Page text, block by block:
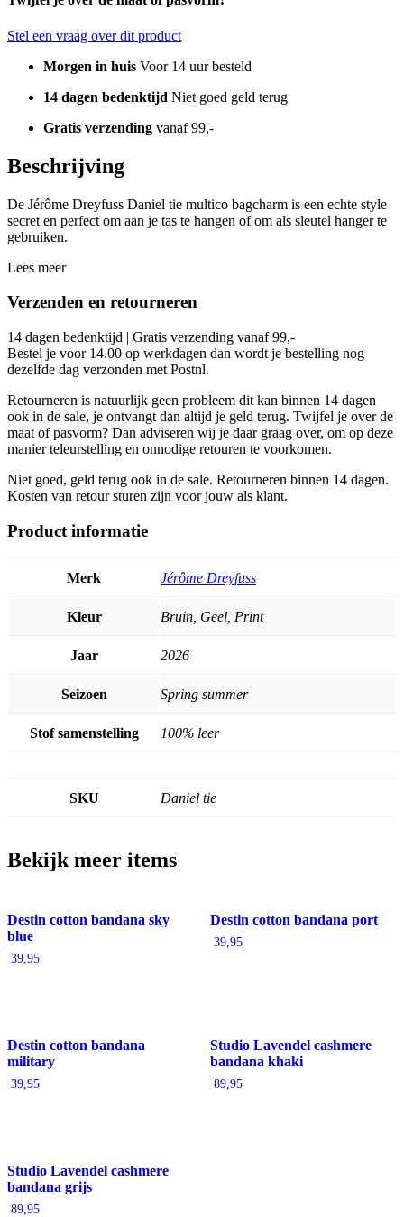
aantal
Stel een vraag over dit product
Morgen in huis Voor 14 uur besteld
14 dagen bedenktijd Niet goed geld terug
Gratis verzending vanaf 99,-
Beschrijving
De Jérôme Dreyfuss Daniel tie multico bagcharm is een echte style
secret en perfect om aan je tas te hangen of om als sleutel hanger te
gebruiken.
Lees meer
Verzenden en retourneren
14 dagen bedenktijd | Gratis verzending vanaf 99,-
Bestel je voor 14.00 op werkdagen dan wordt je bestelling nog
dezelfde dag verzonden met Postnl.
Retourneren is natuurlijk geen probleem dit kan binnen 14 dagen
ook in de sale, je ontvangt dan altijd je geld terug. Twijfel je over de
maat of pasvorm? Dan adviseren wij je daar graag over, om op deze
manier teleurstelling en onnodige retouren te voorkomen.
Niet goed, geld terug ook in de sale. Retourneren binnen 14 dagen.
Kosten van retour sturen zijn voor jouw als klant.
Product informatie
Merk Jérôme Dreyfuss
Kleur Bruin, Geel, Print
Jaar 2026
Seizoen Spring summer
Stof samenstelling 100% leer
SKU Daniel tie
Bekijk meer items
Destin cotton bandana sky
blue
39,95
Destin cotton bandana port
39,95
Destin cotton bandana
military
39,95
Studio Lavendel cashmere
bandana khaki
89,95
Studio Lavendel cashmere
bandana grijs
89,95